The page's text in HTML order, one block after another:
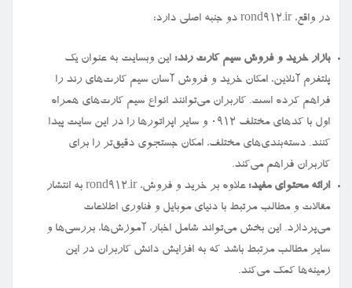
در واقع، rond912.ir دو جنبه اصلی دارد:
بازار خرید و فروش سیم کارت رند: این وبسایت به عنوان یک
پلتفرم آنلاین، امکان خرید و فروش آسان سیم کارت‌های رند را
فراهم کرده است. کاربران می‌توانند انواع سیم کارت‌های همراه
اول با کدهای مختلف ۰۹۱۲ و سایر اپراتورها را در این سایت پیدا
کنند. دسته‌بندی‌های مختلف، امکان جستجوی دقیق‌تر را برای
کاربران فراهم می‌کند.
ارائه محتوای مفید:
علاوه بر خرید و فروش، rond912.ir به انتشار
مقالات و مطالب مرتبط با دنیای موبایل و فناوری اطلاعات
می‌پردازد. این بخش می‌تواند شامل اخبار، آموزش‌ها، بررسی‌ها و
سایر مطالب مرتبط باشد که به افزایش دانش کاربران در این
زمینه‌ها کمک می‌کند.